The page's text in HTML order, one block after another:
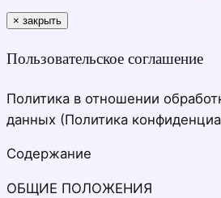
× закрыть
Пользовательское соглашение
Политика в отношении
данных (Политика
Содержание
ОБЩИЕ ПОЛОЖЕНИЯ